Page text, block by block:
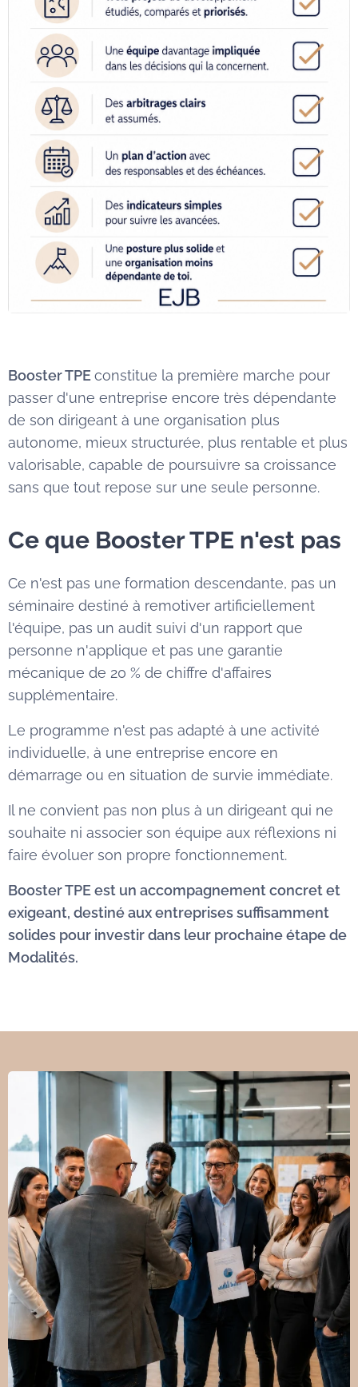
Booster TPEconstitue la première marche pour
passer d'une entreprise encore très dépendante
de son dirigeant à une organisation plus
autonome, mieux structurée, plus rentable et plus
valorisable, capable de poursuivre sa croissance
sans que tout repose sur une seule personne.
Ce que Booster TPE n'est pas
Ce n'est pas une formation descendante, pas un
séminaire destiné à remotiver artificiellement
l'équipe, pas un audit suivi d'un rapport que
personne n'applique et pas une garantie
mécanique de 20 % de chiffre d'affaires
supplémentaire.
Le programme n'est pas adapté à une activité
individuelle, à une entreprise encore en
démarrage ou en situation de survie immédiate.
Il ne convient pas non plus à un dirigeant qui ne
souhaite ni associer son équipe aux réflexions ni
faire évoluer son propre fonctionnement.
Booster TPE est un accompagnement concret et
exigeant, destiné aux entreprises suffisamment
solides pour investir dans leur prochaine étape de
Modalités.